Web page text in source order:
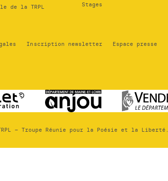
de la TRPL
Stages
Inscription newsletter Espace presse
– Troupe Réunie pour la Poésie et la Liberté.